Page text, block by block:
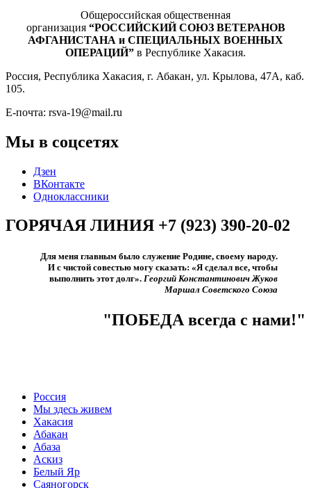
Общероссийская общественная
организация “РОССИЙСКИЙ СОЮЗ ВЕТЕРАНОВ
АФГАНИСТАНА и СПЕЦИАЛЬНЫХ ВОЕННЫХ
ОПЕРАЦИЙ” в Республике Хакасия.
Россия, Республика Хакасия, г. Абакан, ул. Крылова, 47А, каб.
105.
Е-почта: rsva-19@mail.ru
Мы в соцсетях
Дзен
ВКонтакте
Одноклассники
ГОРЯЧАЯ ЛИНИЯ +7 (923) 390-20-02
Для меня главным было служение Родине, своему народу.
И с чистой совестью могу сказать: «Я сделал все, чтобы
выполнить этот долг».​ Георгий Константинович Жуков
Маршал Советского Союза
"ПОБЕДА всегда с нами!"
Россия
Мы здесь живем
Хакасия
Абакан
Абаза
Аскиз
Белый Яр
Саяногорск